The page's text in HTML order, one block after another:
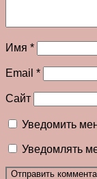
Имя *
Email *
Сайт
Уведомить
Уведомлять